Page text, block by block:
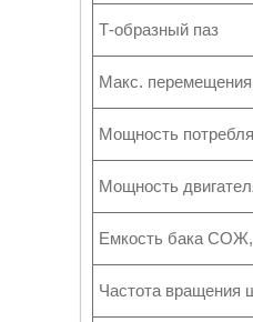
Т-образный паз
Макс.
Мощность
Мощность
Емкость бака
Частота вращения